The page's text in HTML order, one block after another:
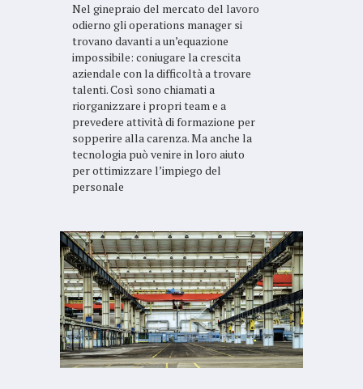
Nel ginepraio del mercato del lavoro
odierno gli operations manager si
trovano davanti a un’equazione
impossibile: coniugare la crescita
aziendale con la difficoltà a trovare
talenti. Così sono chiamati a
riorganizzare i propri team e a
prevedere attività di formazione per
sopperire alla carenza. Ma anche la
tecnologia può venire in loro aiuto
per ottimizzare l’impiego del
personale